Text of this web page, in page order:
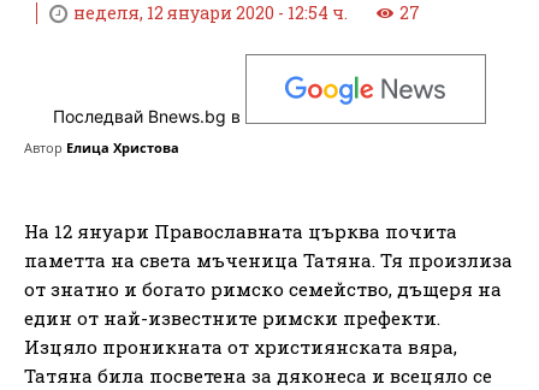
неделя, 12 януари 2020 - 12:54 ч. 27
Последвай Bnews.bg в
Автор Елица Христова
На 12 януари Православната църква почита
паметта на света мъченица Татяна. Тя произлиза
от знатно и богато римско семейство, дъщеря на
един от най-известните римски префекти.
Изцяло проникната от християнската вяра,
Татяна била посветена за дяконеса и всецяло се